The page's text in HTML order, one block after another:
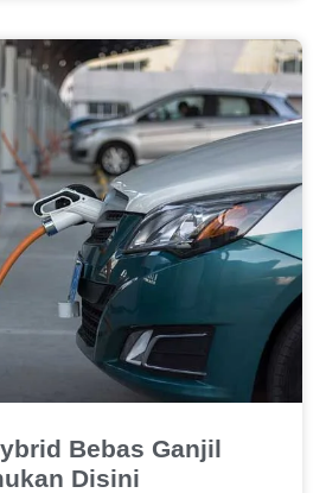
Bebas Ganjil
Disini